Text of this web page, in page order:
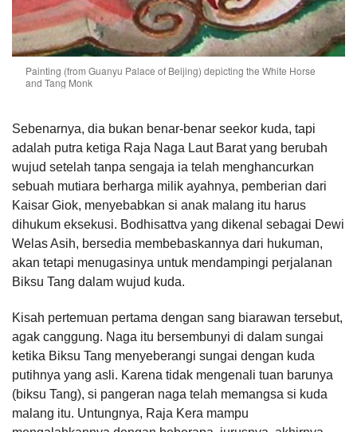
Painting (from Guanyu Palace of Beijing) depicting the White Horse
and Tang Monk
Sebenarnya, dia bukan benar-benar seekor kuda, tapi
adalah putra ketiga Raja Naga Laut Barat yang berubah
wujud setelah tanpa sengaja ia telah menghancurkan
sebuah mutiara berharga milik ayahnya, pemberian dari
Kaisar Giok, menyebabkan si anak malang itu harus
dihukum eksekusi. Bodhisattva yang dikenal sebagai Dewi
Welas Asih, bersedia membebaskannya dari hukuman,
akan tetapi menugasinya untuk mendampingi perjalanan
Biksu Tang dalam wujud kuda.
Kisah pertemuan pertama dengan sang biarawan tersebut,
agak canggung. Naga itu bersembunyi di dalam sungai
ketika Biksu Tang menyeberangi sungai dengan kuda
putihnya yang asli. Karena tidak mengenali tuan barunya
(biksu Tang), si pangeran naga telah memangsa si kuda
malang itu. Untungnya, Raja Kera mampu